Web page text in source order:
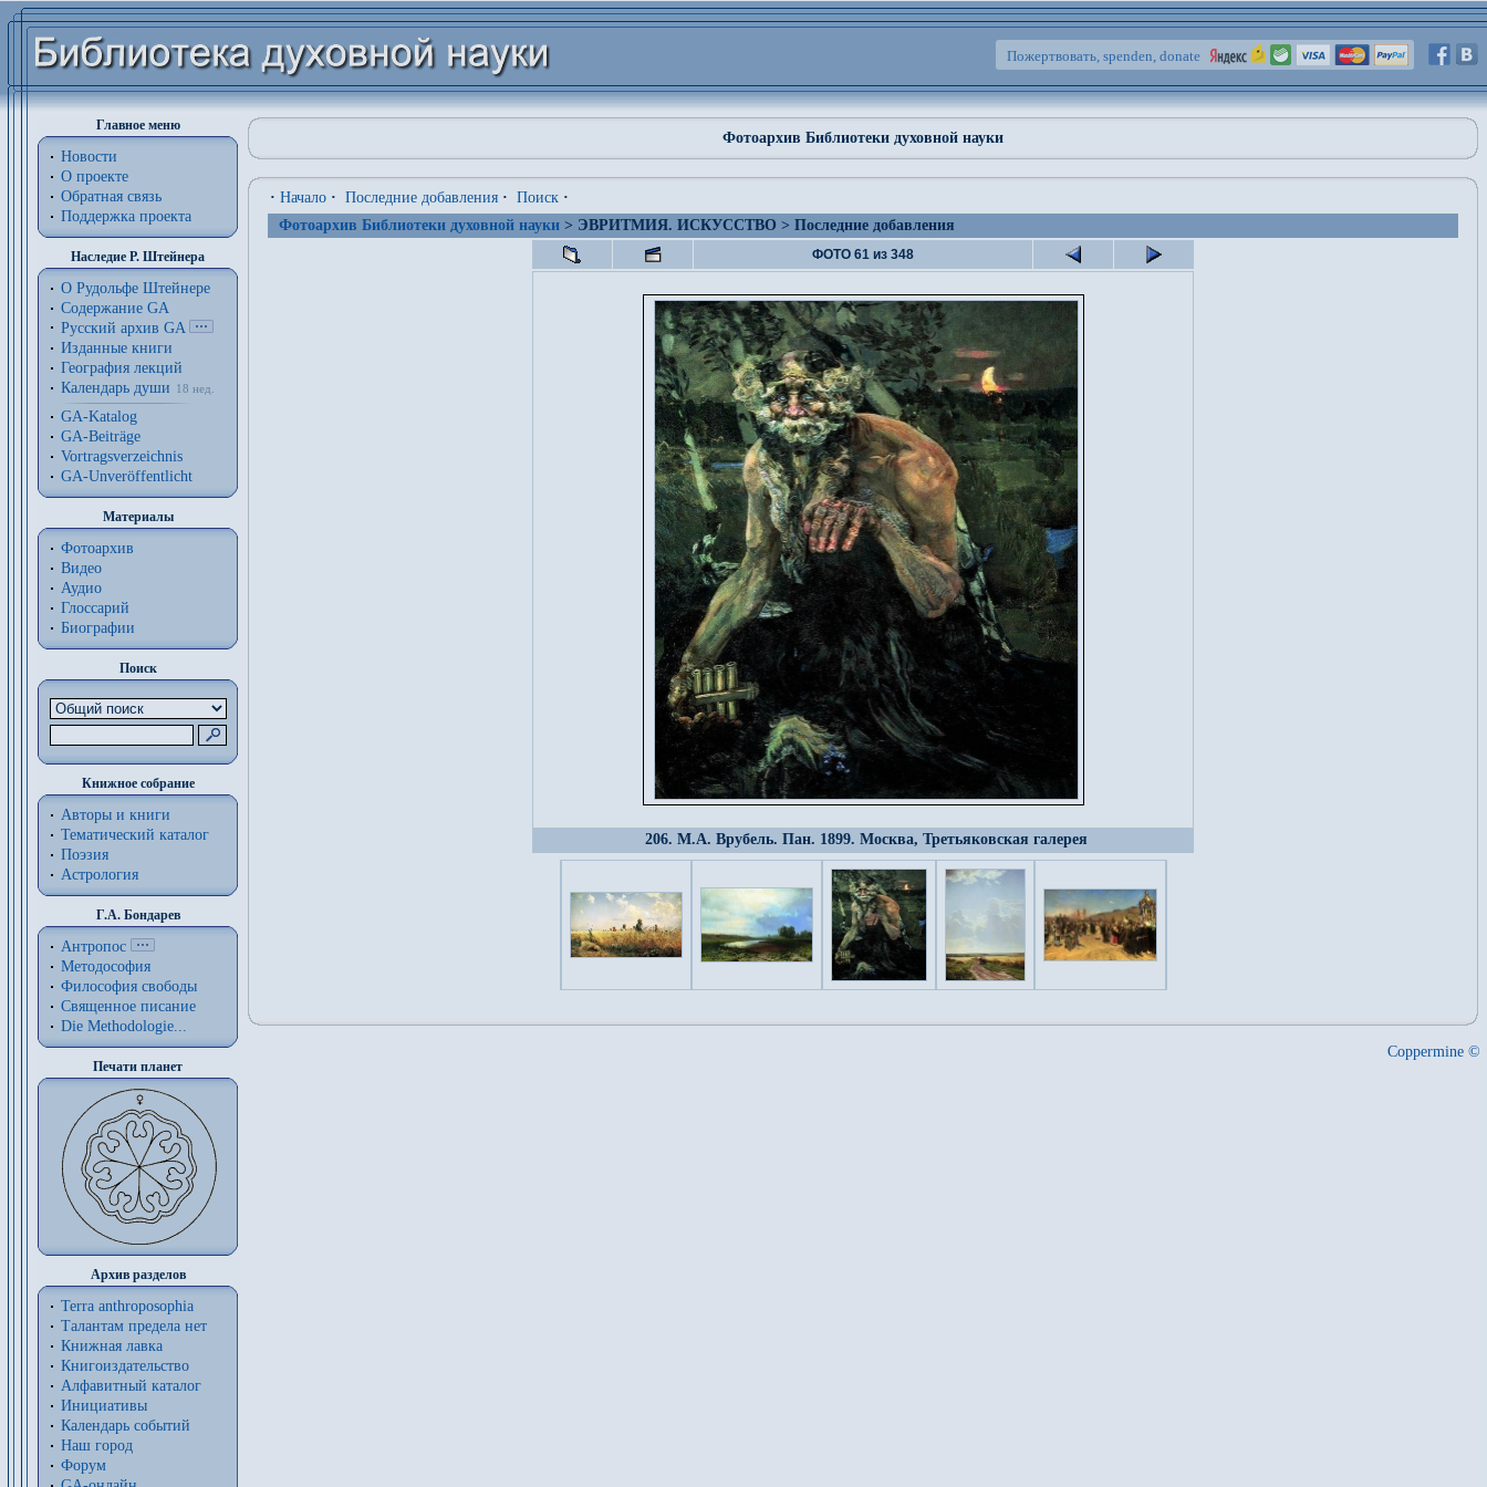
Пожертвовать, spenden, donate
Главное меню
Новости
О проекте
Обратная связь
Поддержка проекта
Наследие Р. Штейнера
О Рудольфе Штейнере
Содержание GA
Русский архив GA
Изданные книги
География лекций
Календарь души
18 нед.
GA-Katalog
GA-Beiträge
Vortragsverzeichnis
GA-Unveröffentlicht
Материалы
Фотоархив
Видео
Аудио
Глоссарий
Биографии
Поиск
Книжное собрание
Авторы и книги
Тематический каталог
Поэзия
Астрология
Г.А. Бондарев
Антропос
Методософия
Философия cвободы
Священное писание
Die Methodologie...
Печати планет
Архив разделов
Terra anthroposophia
Талантам предела нет
Книжная лавка
Книгоиздательство
Алфавитный каталог
Инициативы
Календарь событий
Наш город
Форум
Фотоархив Библиотеки духовной науки
· Начало · Последние добавления · Поиск ·
Фотоархив Библиотеки духовной науки > ЭВРИТМИЯ. ИСКУССТВО > Последние добавления
ФОТО 61 из 348
206. М.А. Врубель. Пан. 1899. Москва, Третьяковская галерея
Coppermine ©